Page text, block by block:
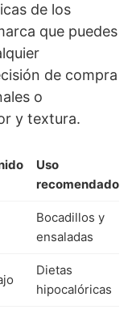
de los
que puedes
de compra
o
y textura.
Uso
recomendado
Bocadillos y
ensaladas
Dietas
hipocalóricas